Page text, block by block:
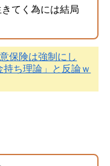
てく為には結局
保険は強制にし
ち理論」と反論ｗ